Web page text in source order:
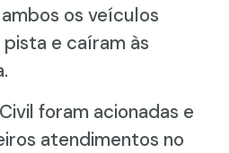
os veículos
e caíram às
foram acionadas e
atendimentos no